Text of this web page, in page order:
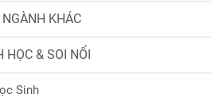
KHÁC
HỌC & SOI NỔI
Sinh